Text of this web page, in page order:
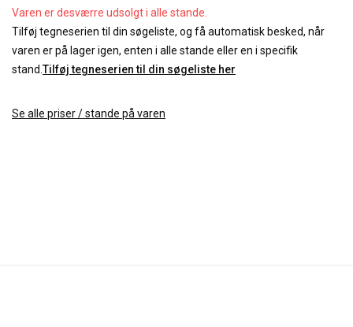
Varen er desværre udsolgt i alle stande.
Tilføj tegneserien til din søgeliste, og få automatisk besked, når
varen er på lager igen, enten i alle stande eller en i specifik
stand.Tilføj tegneserien til din søgeliste her
Se alle priser / stande på varen